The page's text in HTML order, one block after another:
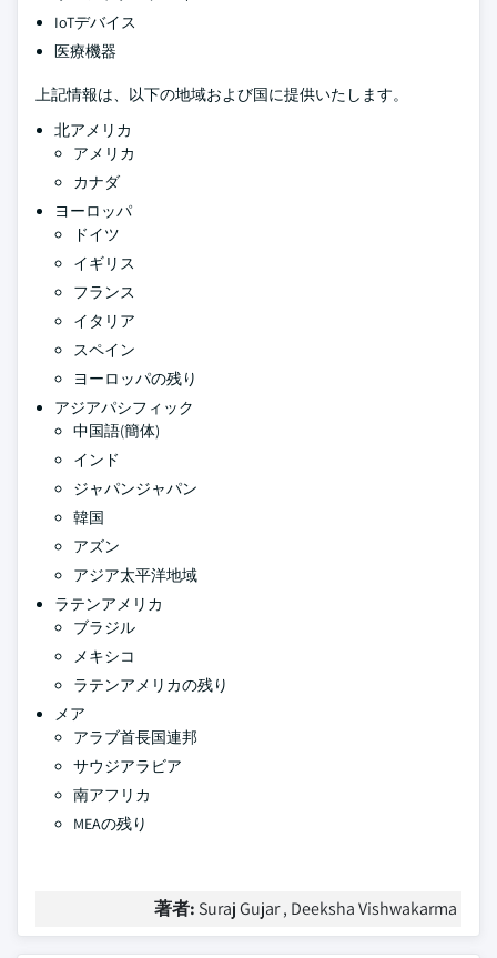
IoTデバイス
医療機器
上記情報は、以下の地域および国に提供いたします。
北アメリカ
アメリカ
カナダ
ヨーロッパ
ドイツ
イギリス
フランス
イタリア
スペイン
ヨーロッパの残り
アジアパシフィック
中国語(簡体)
インド
ジャパンジャパン
韓国
アズン
アジア太平洋地域
ラテンアメリカ
ブラジル
メキシコ
ラテンアメリカの残り
メア
アラブ首長国連邦
サウジアラビア
南アフリカ
MEAの残り
著者: Suraj Gujar , Deeksha Vishwakarma